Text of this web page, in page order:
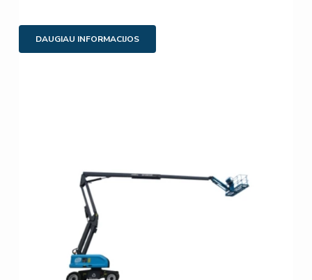
DAUGIAU INFORMACIJOS